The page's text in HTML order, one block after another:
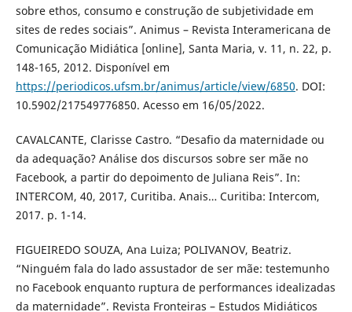
sobre ethos, consumo e construção de subjetividade em
sites de redes sociais”. Animus – Revista Interamericana de
Comunicação Midiática [online], Santa Maria, v. 11, n. 22, p.
148-165, 2012. Disponível em
https://periodicos.ufsm.br/animus/article/view/6850. DOI:
10.5902/217549776850. Acesso em 16/05/2022.
CAVALCANTE, Clarisse Castro. “Desafio da maternidade ou
da adequação? Análise dos discursos sobre ser mãe no
Facebook, a partir do depoimento de Juliana Reis”. In:
INTERCOM, 40, 2017, Curitiba. Anais… Curitiba: Intercom,
2017. p. 1-14.
FIGUEIREDO SOUZA, Ana Luiza; POLIVANOV, Beatriz.
“Ninguém fala do lado assustador de ser mãe: testemunho
no Facebook enquanto ruptura de performances idealizadas
da maternidade”. Revista Fronteiras – Estudos Midiáticos